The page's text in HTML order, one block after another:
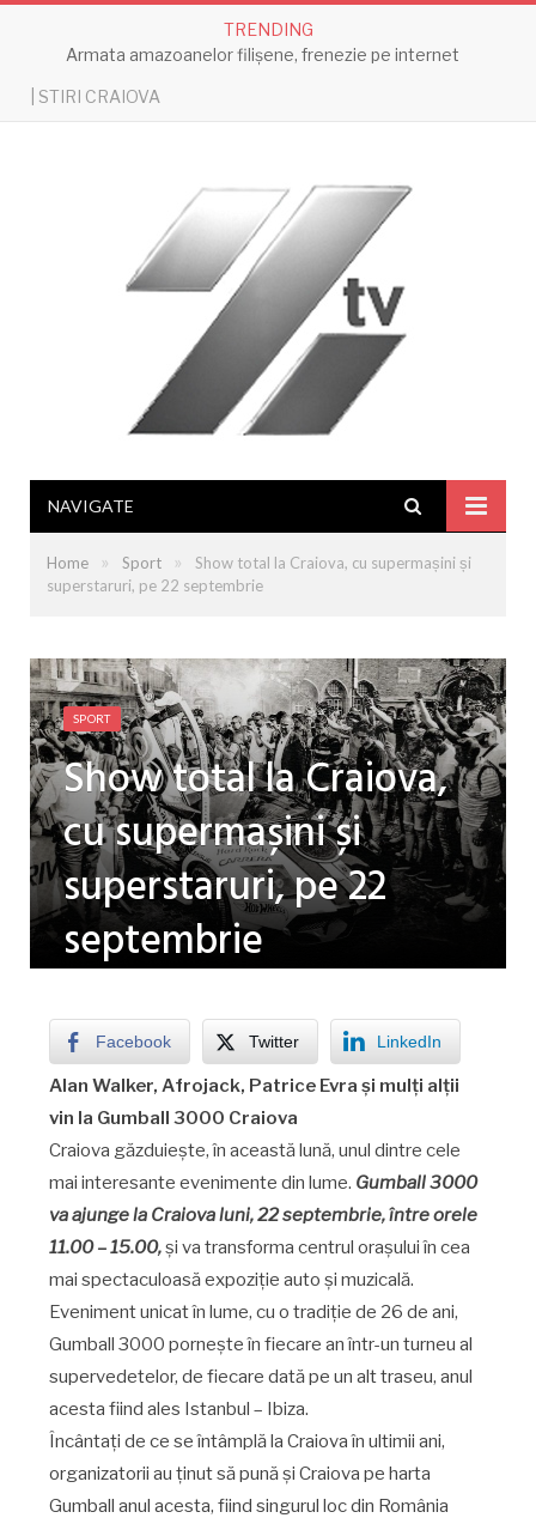
TRENDING
Armata amazoanelor filișene, frenezie pe internet
| STIRI CRAIOVA
NAVIGATE
Home » Sport »
Show total la Craiova, cu supermașini și
superstaruri, pe 22 septembrie
SPORT
Show total la Craiova,
cu supermașini și
superstaruri, pe 22
septembrie
COMMENTS
Facebook Twitter LinkedIn
Alan Walker, Afrojack, Patrice Evra și mulți alții
vin la Gumball 3000 Craiova
Craiova găzduiește, în această lună, unul dintre cele
mai interesante evenimente din lume. Gumball 3000
va ajunge la Craiova luni, 22 septembrie, între orele
11.00 – 15.00,și va transforma centrul orașului în cea
mai spectaculoasă expoziție auto și muzicală.
Eveniment unicat în lume, cu o tradiție de 26 de ani,
Gumball 3000 pornește în fiecare an într-un turneu al
supervedetelor, de fiecare dată pe un alt traseu, anul
acesta fiind ales Istanbul – Ibiza.
Încântați de ce se întâmplă la Craiova în ultimii ani,
organizatorii au ținut să pună și Craiova pe harta
Gumball anul acesta, fiind singurul loc din România